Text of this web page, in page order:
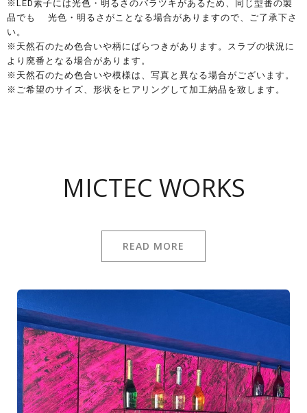
※LED素子には光色・明るさのバラツキがあるため、同じ型番の製
品でも 光色・明るさがことなる場合がありますので、ご了承下さ
い。
※天然石のため色合いや柄にばらつきがあります。スラブの状況に
より廃番となる場合があります。
※天然石のため色合いや模様は、写真と異なる場合がございます。
※ご希望のサイズ、形状をヒアリングして加工納品を致します。
MICTEC WORKS
READ MORE